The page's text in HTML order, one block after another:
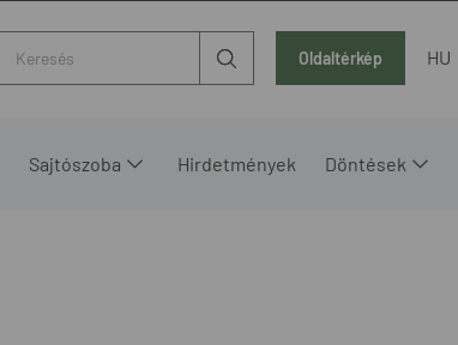
Oldaltérkép HU
Sajtószoba Hirdetmények Döntések